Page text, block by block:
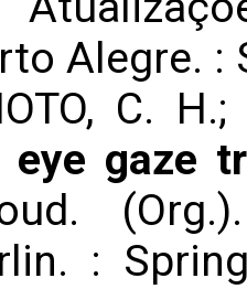
Alegre. :
C.
eye gaze
: